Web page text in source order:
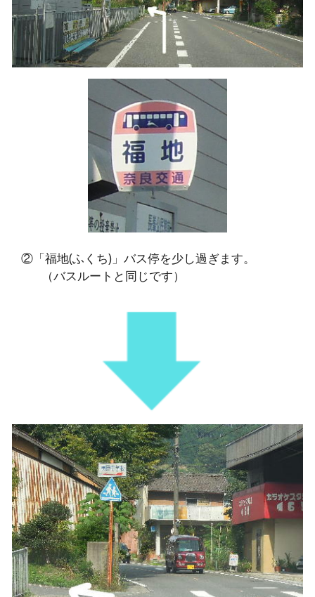
②「福地(ふくち)」バス停を少し過ぎます。
（バスルートと同じです）